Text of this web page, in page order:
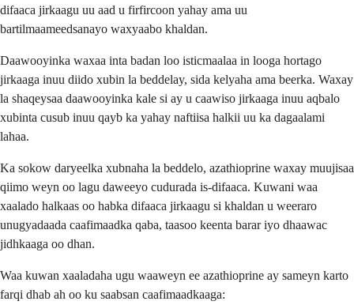
difaaca jirkaagu uu aad u firfircoon yahay ama uu
bartilmaameedsanayo waxyaabo khaldan.
Daawooyinka waxaa inta badan loo isticmaalaa in looga hortago
jirkaaga inuu diido xubin la beddelay, sida kelyaha ama beerka. Waxay
la shaqeysaa daawooyinka kale si ay u caawiso jirkaaga inuu aqbalo
xubinta cusub inuu qayb ka yahay naftiisa halkii uu ka dagaalami
lahaa.
Ka sokow daryeelka xubnaha la beddelo, azathioprine waxay muujisaa
qiimo weyn oo lagu daweeyo cudurada is-difaaca. Kuwani waa
xaalado halkaas oo habka difaaca jirkaagu si khaldan u weeraro
unugyadaada caafimaadka qaba, taasoo keenta barar iyo dhaawac
jidhkaaga oo dhan.
Waa kuwan xaaladaha ugu waaweyn ee azathioprine ay sameyn karto
farqi dhab ah oo ku saabsan caafimaadkaaga: